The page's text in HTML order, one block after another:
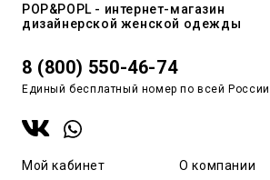
POP&POPL - интернет-магазин
дизайнерской женской одежды
8 (800) 550-46-74
Единый бесплатный номер по всей России
Мой кабинет О компании